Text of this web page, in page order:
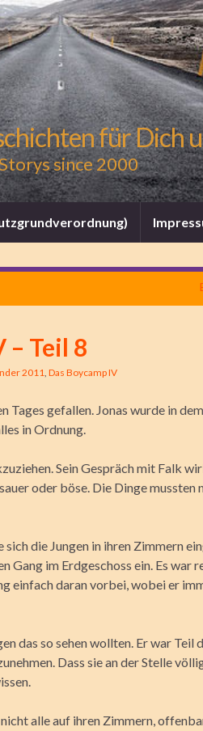
für Dich
since 2000
– Teil 8
2011, Das Boycamp IV
Tages gefallen. Jonas wurde in
in Ordnung.
Sein Gespräch mit Falk
oder böse. Die Dinge mussten
die Jungen in ihren Zimmern
Gang im Erdgeschoss ein. Es war
einfach daran vorbei, wobei er
das so sehen wollten. Er war Teil
Dass sie an der Stelle
alle auf ihren Zimmern,